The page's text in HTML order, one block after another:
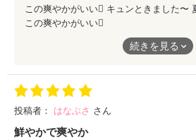
この爽やかがいい
夏休み無駄に過ごさないよーに……した
続きを見る
投稿者： はなぶさ さん
鮮やかで爽やか